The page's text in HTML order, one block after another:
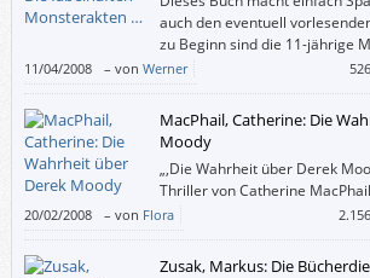
auch den eventuell
zu Beginn sind die 11-jährige
jüngerer Bruder Max in
Versuch, ihren von der „abscheulichsten und
namens Zarmaglorg entführten Vater zu befreien,
selbst gefangen genommen worden und
einem Abgrund, in dem Lava brodelt.
11/04/2008 – von Werner
MacPhail, Catherine: Die
Moody
„,Die Wahrheit über Derek
Thriller von Catherine
10 Jahre alt))
20/02/2008 – von Flora
Zusak, Markus: Die